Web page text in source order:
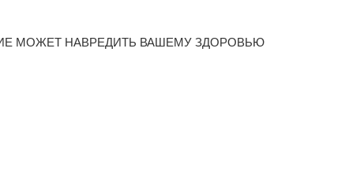
МОЖЕТ НАВРЕДИТЬ ВАШЕМУ ЗДОРОВЬЮ